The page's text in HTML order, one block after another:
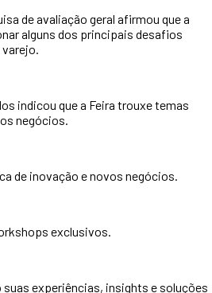
de avaliação geral afirmou que a
alguns dos principais desafios
indicou que a Feira trouxe temas
negócios.
de inovação e novos negócios.
exclusivos.
experiências, insights e soluções